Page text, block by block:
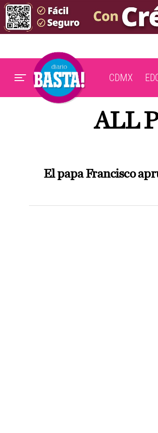
CDMX
ALL
El papa Francisco